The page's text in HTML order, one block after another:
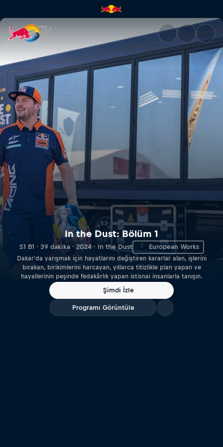
In the Dust: Bölüm 1 | Red
In the Dust: Bölüm 1
S1 B1 · 39 dakika · 2024 · In the Dust European Works
Dakar'da yarışmak için hayatlarını değiştiren kararlar alan, işlerini
bırakan, birikimlerini harcayan, yıllarca titizlikle plan yapan ve
hayallerinin peşinde fedakârlık yapan istisnai insanlarla tanışın.
Şimdi İzle
Programı Görüntüle